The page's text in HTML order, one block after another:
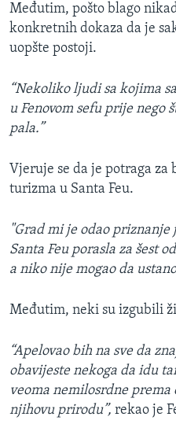
Međutim, pošto blago
konkretnih dokaza da je
uopšte postoji.
“Nekoliko ljudi sa kojima
u Fenovom sefu prije nego
pala.”
Vjeruje se da je potraga za
turizma u Santa Feu.
"Grad mi je odao priznanje
Santa Feu porasla za šest
a niko nije mogao da
Međutim, neki su izgubili
“Apelovao bih na sve da
obavijeste nekoga da idu
veoma nemilosrdne
njihovu prirodu”, rekao je